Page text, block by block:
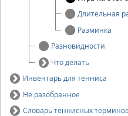
Длительная
Разминка
Разновидности
Что делать
Инвентарь для тенниса
Не разобранное
Словарь теннисных